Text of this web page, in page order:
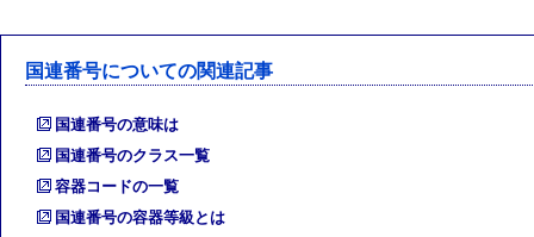
国連番号についての関連記事
国連番号の意味は
国連番号のクラス一覧
容器コードの一覧
国連番号の容器等級とは